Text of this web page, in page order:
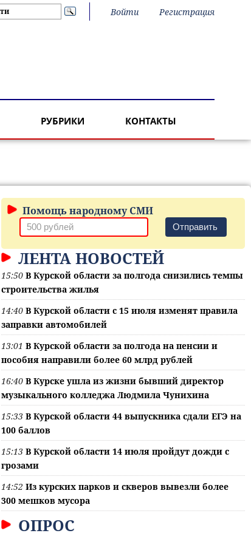
Войти Регистрация
РУБРИКИ КОНТАКТЫ
Помощь народному СМИ
Отправить
ЛЕНТА НОВОСТЕЙ
15:50 В Курской области за полгода снизились темпы
строительства жилья
14:40 В Курской области с 15 июля изменят правила
заправки автомобилей
13:01 В Курской области за полгода на пенсии и
пособия направили более 60 млрд рублей
16:40 В Курске ушла из жизни бывший директор
музыкального колледжа Людмила Чунихина
15:33 В Курской области 44 выпускника сдали ЕГЭ на
100 баллов
15:13 В Курской области 14 июля пройдут дожди с
грозами
14:52 Из курских парков и скверов вывезли более
300 мешков мусора
ОПРОС